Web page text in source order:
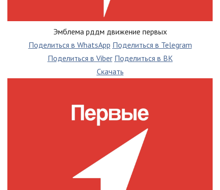
Эмблема рддм движение первых
Поделиться в WhatsApp Поделиться в Telegram
Поделиться в Viber Поделиться в ВК
Скачать